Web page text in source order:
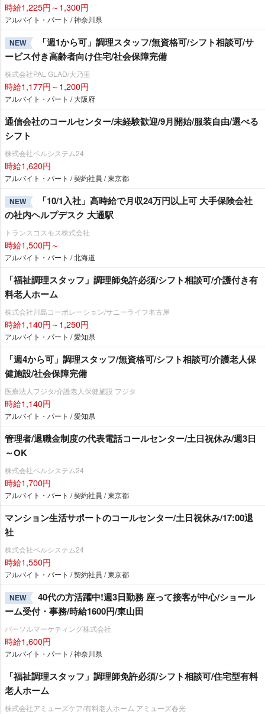
時給1,225円～1,300円
アルバイト・パート / 神奈川県
NEW
「週1から可」調理スタッフ/無資格可/シフト相談可/サ
ービス付き高齢者向け住宅/社会保障完備
株式会社PAL GLAD/大乃里
時給1,177円～1,200円
アルバイト・パート / 大阪府
通信会社のコールセンター/未経験歓迎/9月開始/服装自由/選べる
シフト
株式会社ベルシステム24
時給1,620円
アルバイト・パート / 契約社員 / 東京都
NEW
「10/1入社」高時給で月収24万円以上可 大手保険会社
の社内ヘルプデスク 大通駅
トランスコスモス株式会社
時給1,500円～
アルバイト・パート / 北海道
「福祉調理スタッフ」調理師免許必須/シフト相談可/介護付き有
料老人ホーム
株式会社川島コーポレーション/サニーライフ名古屋
時給1,140円～1,250円
アルバイト・パート / 愛知県
「週4から可」調理スタッフ/無資格可/シフト相談可/介護老人保
健施設/社会保障完備
医療法人フジタ/介護老人保健施設 フジタ
時給1,140円
アルバイト・パート / 愛知県
管理者/退職金制度の代表電話コールセンター/土日祝休み/週3日
～OK
株式会社ベルシステム24
時給1,700円
アルバイト・パート / 契約社員 / 東京都
マンション生活サポートのコールセンター/土日祝休み/17:00退
社
株式会社ベルシステム24
時給1,550円
アルバイト・パート / 契約社員 / 東京都
NEW
40代の方活躍中!週3日勤務 座って接客が中心/ショール
ーム受付・事務/時給1600円/東山田
パーソルマーケティング株式会社
時給1,600円
アルバイト・パート / 神奈川県
「福祉調理スタッフ」調理師免許必須/シフト相談可/住宅型有料
老人ホーム
株式会社アミューズケア/有料老人ホーム アミューズ春光